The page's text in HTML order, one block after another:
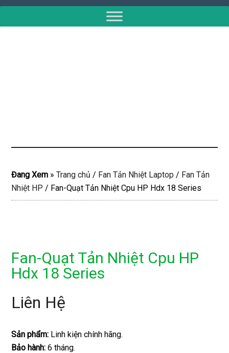
Đang Xem »Trang chủ / Fan Tản Nhiệt Laptop / Fan Tản
Nhiệt HP / Fan-Quạt Tản Nhiệt Cpu HP Hdx 18 Series
Fan-Quạt Tản Nhiệt Cpu HP
Hdx 18 Series
Liên Hệ
Sản phẩm: Linh kiện chính hãng.
Bảo hành: 6 tháng.